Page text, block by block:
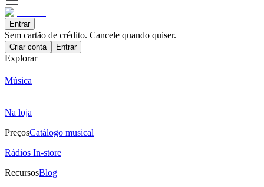
Entrar
Sem cartão de crédito. Cancele quando quiser.
Criar conta Entrar
Explorar
Música
Na loja
PreçosCatálogo musical
Rádios In-store
RecursosBlog